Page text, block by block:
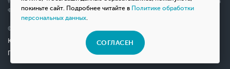
покиньте сайт. Подробнее читайте в Политике обработки
персональных данных.
СОГЛАСЕН
товаров, пожалуйста, обращайтесь к менеджерам компании с помощью специальной
формы связи на сайте или по телефону.
© 2026 Мотосалон «ВНЕ ДОРОГ»
Юридическая информация
Политика конфиденциальности